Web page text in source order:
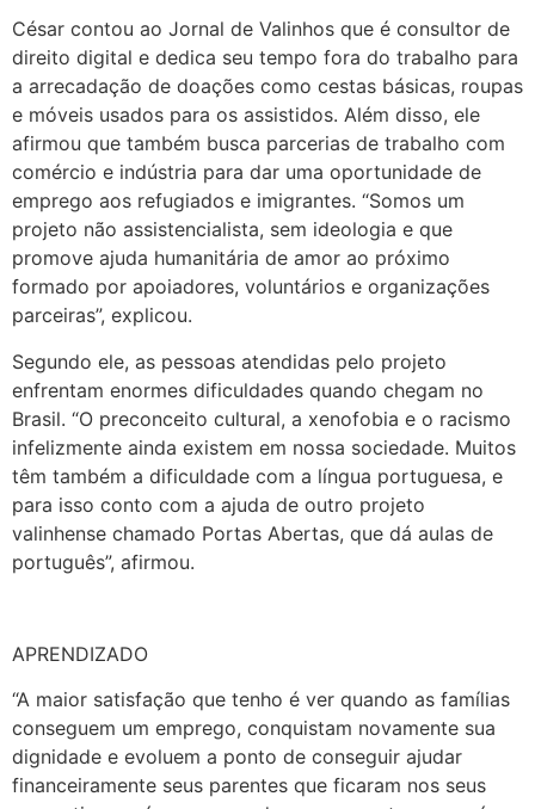
César contou ao Jornal de Valinhos que é consultor de
direito digital e dedica seu tempo fora do trabalho para
a arrecadação de doações como cestas básicas, roupas
e móveis usados para os assistidos. Além disso, ele
afirmou que também busca parcerias de trabalho com
comércio e indústria para dar uma oportunidade de
emprego aos refugiados e imigrantes. “Somos um
projeto não assistencialista, sem ideologia e que
promove ajuda humanitária de amor ao próximo
formado por apoiadores, voluntários e organizações
parceiras”, explicou.
Segundo ele, as pessoas atendidas pelo projeto
enfrentam enormes dificuldades quando chegam no
Brasil. “O preconceito cultural, a xenofobia e o racismo
infelizmente ainda existem em nossa sociedade. Muitos
têm também a dificuldade com a língua portuguesa, e
para isso conto com a ajuda de outro projeto
valinhense chamado Portas Abertas, que dá aulas de
português”, afirmou.
APRENDIZADO
“A maior satisfação que tenho é ver quando as famílias
conseguem um emprego, conquistam novamente sua
dignidade e evoluem a ponto de conseguir ajudar
financeiramente seus parentes que ficaram nos seus